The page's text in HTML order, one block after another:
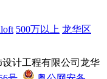
500万以上 龙华区
设计工程有限公司龙华